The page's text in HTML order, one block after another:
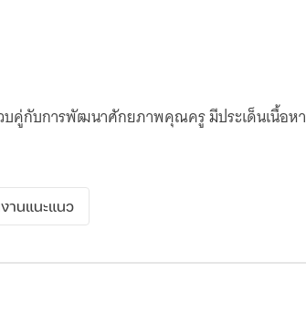
บคู่กับการพัฒนาศักยภาพคุณครู มีประเด็นเนื้อหา
านแนะแนว